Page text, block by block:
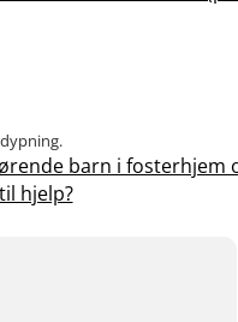
barn i fosterhjem
hjelp?